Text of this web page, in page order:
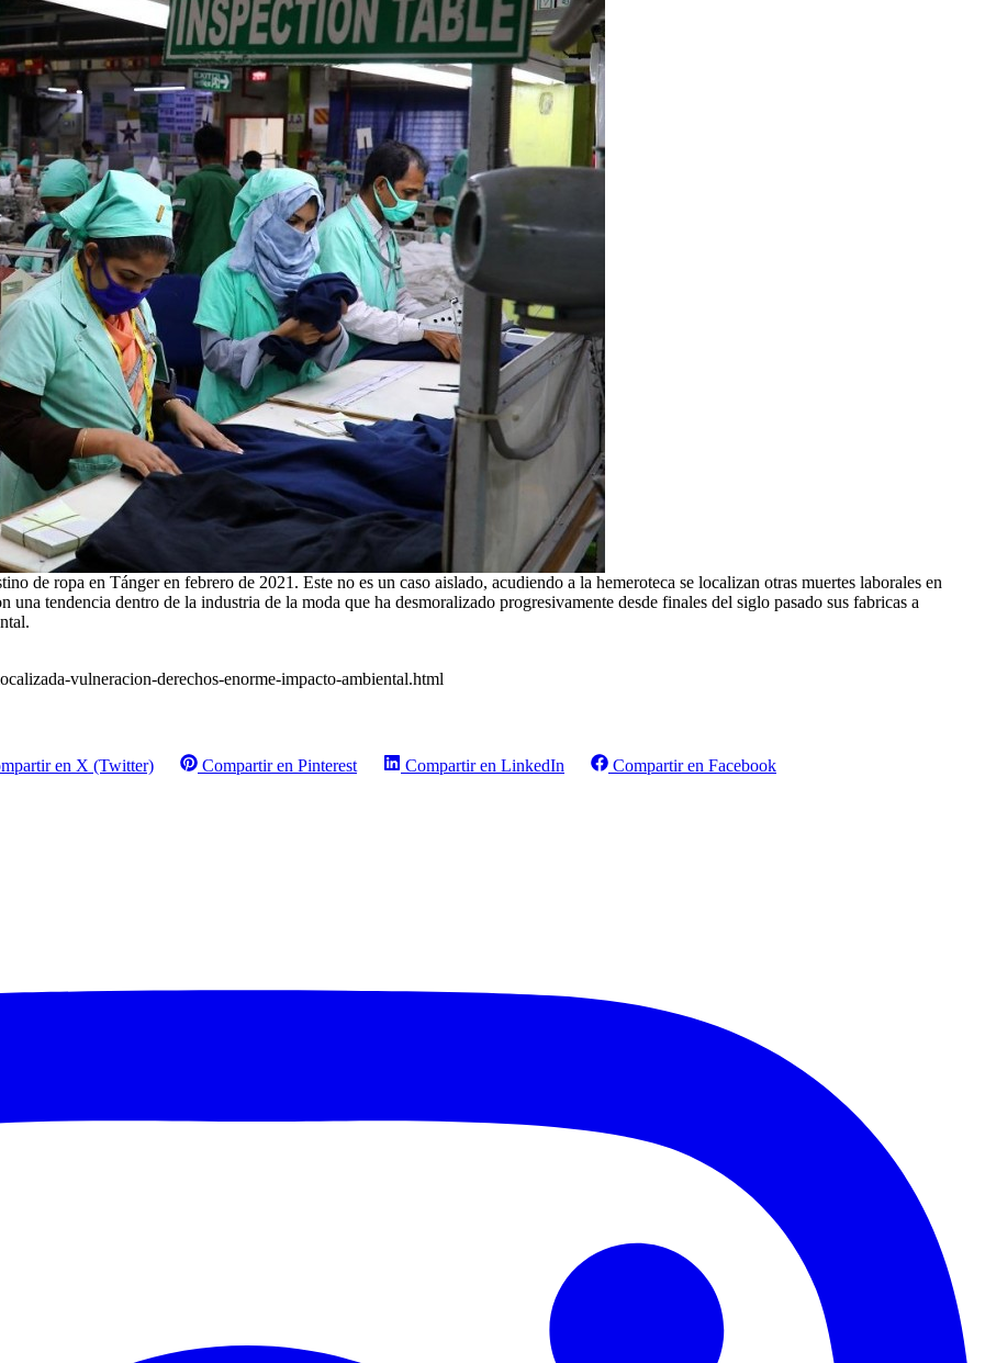
de ropa en Tánger en febrero de 2021. Este no es un caso aislado, acudiendo a la hemeroteca se localizan otras muertes laborales en
tendencia dentro de la industria de la moda que ha desmoralizado progresivamente desde finales del siglo pasado sus fabricas a
vulneracion-derechos-enorme-impacto-ambiental.html
en X (Twitter) Compartir en Pinterest Compartir en LinkedIn
Compartir en Facebook